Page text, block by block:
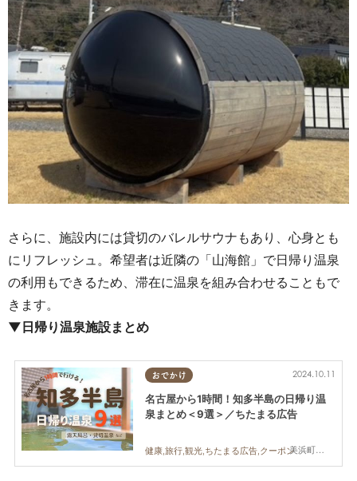
さらに、施設内には貸切のバレルサウナもあり、心身とも
にリフレッシュ。希望者は近隣の「山海館」で日帰り温泉
の利用もできるため、滞在に温泉を組み合わせることもで
きます。
▼日帰り温泉施設まとめ
おでかけ
美浜町,南知多町
2024.10.11
名古屋から1時間！知多半島の日帰り温
泉まとめ＜9選＞／ちたまる広告
健康,旅行,観光,ちたまる広告,クーポン